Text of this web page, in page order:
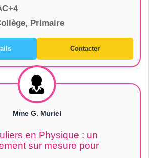
Primaire
Contacter
Mme G. Muriel
en Physique : un
sur mesure pour